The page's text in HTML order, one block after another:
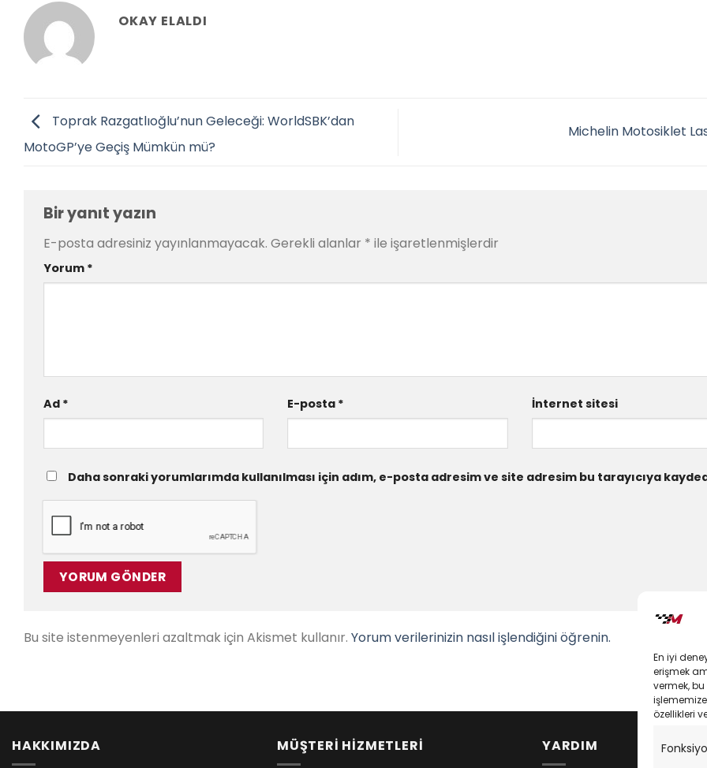
En iyi
erişmek
vermek,
özellikleri
OKAY ELALDI
Toprak Razgatlıoğlu’nun Geleceği: WorldSBK’dan
MotoGP’ye Geçiş Mümkün mü?
Michelin Motosiklet
Bir yanıt yazın
E-posta adresiniz yayınlanmayacak. Gerekli alanlar * ile işaretlenmişlerdir
Yorum *
Ad * E-posta * İnternet sitesi
Daha sonraki yorumlarımda kullanılması için adım, e-posta adresim ve site adresim bu tarayıcıya
Bu site istenmeyenleri azaltmak için Akismet kullanır. Yorum verilerinizin nasıl işlendiğini öğrenin.
HAKKIMIZDA MÜŞTERİ HİZMETLERİ YARDIM